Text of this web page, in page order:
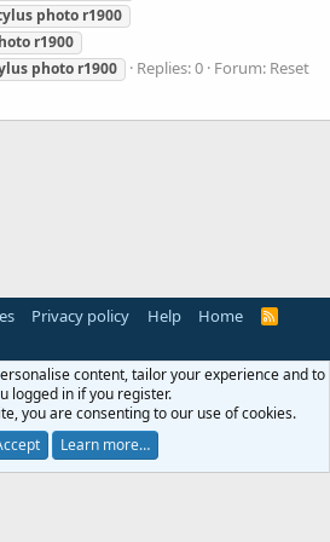
photo r1900
r1900
photo r1900 Replies: 0 Forum: Reset
Privacy policy Help Home
R
content, tailor your experience and to
logged in if you register.
you are consenting to our use of cookies.
Learn more…